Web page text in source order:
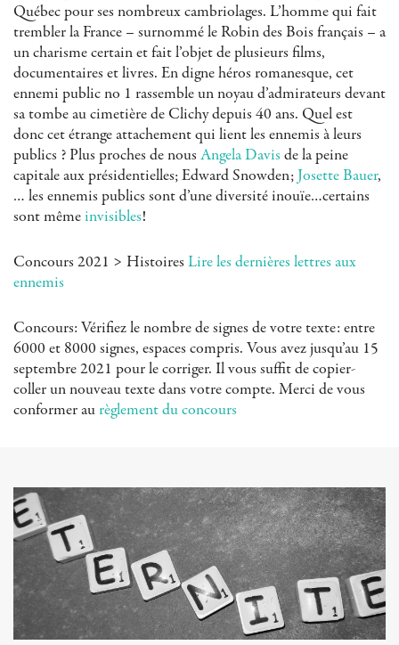
Québec pour ses nombreux cambriolages. L’homme qui fait
trembler la France – surnommé le Robin des Bois français – a
un charisme certain et fait l’objet de plusieurs films,
documentaires et livres. En digne héros romanesque, cet
ennemi public no 1 rassemble un noyau d’admirateurs devant
sa tombe au cimetière de Clichy depuis 40 ans. Quel est
donc cet étrange attachement qui lient les ennemis à leurs
publics ? Plus proches de nous Angela Davis de la peine
capitale aux présidentielles; Edward Snowden;Josette Bauer,
… les ennemis publics sont d’une diversité inouïe…certains
sont mêmeinvisibles!
Concours 2021 > Histoires Lire les dernières lettres aux
ennemis
Concours: Vérifiez le nombre de signes de votre texte: entre
6000 et 8000 signes, espaces compris. Vous avez jusqu’au 15
septembre 2021 pour le corriger. Il vous suffit de copier-
coller un nouveau texte dans votre compte. Merci de vous
conformer au règlement du concours